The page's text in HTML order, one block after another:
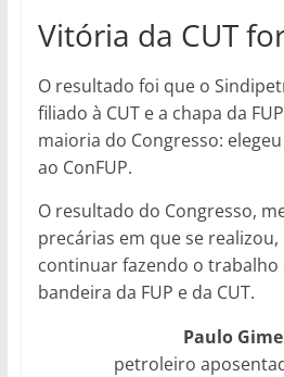
Vitória da CUT
O resultado foi que o
filiado à CUT e a chapa da
maioria do Congresso:
ao ConFUP.
O resultado do Congresso,
precárias em que se realizou,
continuar fazendo o trabalho
bandeira da FUP e da CUT.
Paulo
petroleiro